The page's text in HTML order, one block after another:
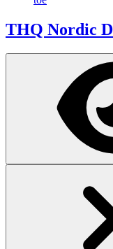
THQ Nordic